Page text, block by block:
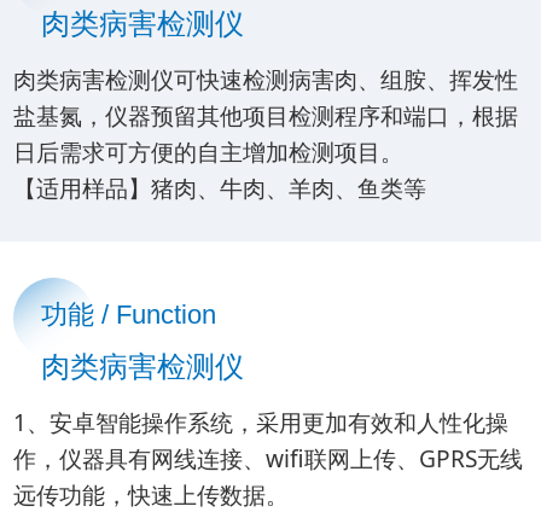
肉类病害检测仪
肉类病害检测仪可快速检测病害肉、组胺、挥发性
盐基氮，仪器预留其他项目检测程序和端口，根据
日后需求可方便的自主增加检测项目。
【适用样品】猪肉、牛肉、羊肉、鱼类等
功能 / Function
肉类病害检测仪
1、安卓智能操作系统，采用更加有效和人性化操
作，仪器具有网线连接、wifi联网上传、GPRS无线
远传功能，快速上传数据。